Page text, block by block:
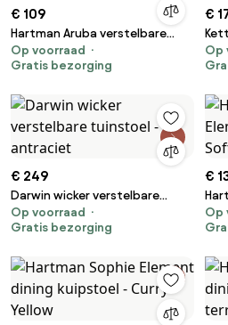
€ 109
Hartman Aruba verstelbare
tuinstoel
Op voorraad
Gratis bezorging
€
Op
€ 249
Darwin wicker verstelbare
tuinstoel - antraciet
Op voorraad
Gratis bezorging
€
Op